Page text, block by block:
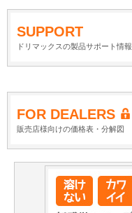
SUPPORT
ドリマックスの製品サポート情報
FOR DEALERS
販売店様向けの価格表・分解図